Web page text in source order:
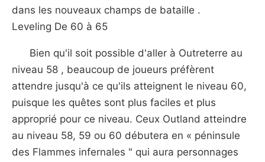
dans les nouveaux champs de bataille .
Leveling De 60 à 65
Bien qu'il soit possible d'aller à Outreterre au
niveau 58 , beaucoup de joueurs préfèrent
attendre jusqu'à ce qu'ils atteignent le niveau 60,
puisque les quêtes sont plus faciles et plus
approprié pour ce niveau. Ceux Outland atteindre
au niveau 58, 59 ou 60 débutera en « péninsule
des Flammes infernales " qui aura personnages